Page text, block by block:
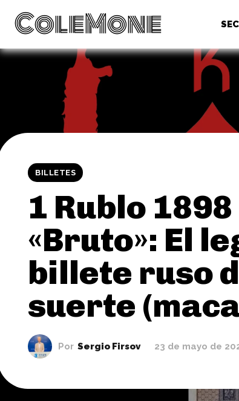
ColeMone
BILLETES
1 Rublo
«Bruto»: El
billete ruso
suerte
Por Sergio Firsov 23 de mayo de